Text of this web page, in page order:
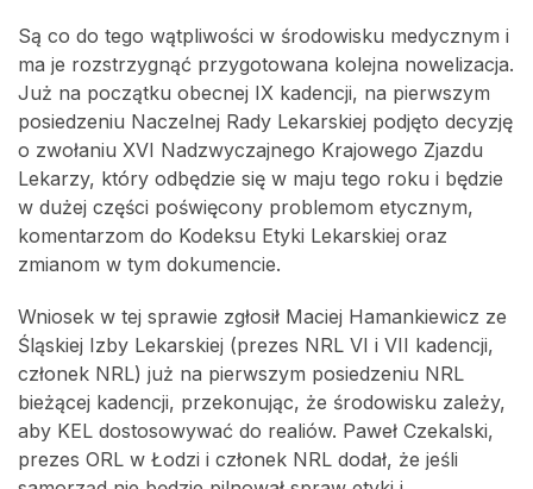
Są co do tego wątpliwości w środowisku medycznym i
ma je rozstrzygnąć przygotowana kolejna nowelizacja.
Już na początku obecnej IX kadencji, na pierwszym
posiedzeniu Naczelnej Rady Lekarskiej podjęto decyzję
o zwołaniu XVI Nadzwyczajnego Krajowego Zjazdu
Lekarzy, który odbędzie się w maju tego roku i będzie
w dużej części poświęcony problemom etycznym,
komentarzom do Kodeksu Etyki Lekarskiej oraz
zmianom w tym dokumencie.
Wniosek w tej sprawie zgłosił Maciej Hamankiewicz ze
Śląskiej Izby Lekarskiej (prezes NRL VI i VII kadencji,
członek NRL) już na pierwszym posiedzeniu NRL
bieżącej kadencji, przekonując, że środowisku zależy,
aby KEL dostosowywać do realiów. Paweł Czekalski,
prezes ORL w Łodzi i członek NRL dodał, że jeśli